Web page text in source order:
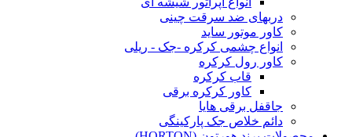
دربهای ضد سرقت چینی
کاور موتور ساید
انواع چشمی کرکره -جک - ریلی
کاور رول کرکره
قاب کرکره
کاور کرکره برقی
جاقفل برقی هایا
دائم خلاص جک پارکینگی